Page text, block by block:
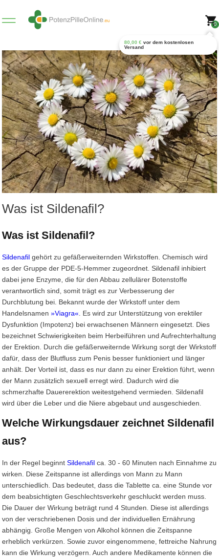
0
80,00 € vor dem kostenlosen
Versand
Was ist Sildenafil?
Was ist Sildenafil?
Sildenafil gehört zu gefäßerweiternden Wirkstoffen. Chemisch wird
es der Gruppe der PDE-5-Hemmer zugeordnet. Sildenafil inhibiert
dabei jene Enzyme, die für den Abbau zellulärer Botenstoffe
verantwortlich sind, somit trägt es zur Verbesserung der
Durchblutung bei. Bekannt wurde der Wirkstoff unter dem
Handelsnamen »Viagra«. Es wird zur Unterstützung von erektiler
Dysfunktion (Impotenz) bei erwachsenen Männern eingesetzt. Dies
bezeichnet Schwierigkeiten beim Herbeiführen und Aufrechterhaltung
der Erektion. Durch die gefäßerweiternde Wirkung sorgt der Wirkstoff
dafür, dass der Blutfluss zum Penis besser funktioniert und länger
anhält. Der Vorteil ist, dass es nur dann zu einer Erektion führt, wenn
der Mann zusätzlich sexuell erregt wird. Dadurch wird die
schmerzhafte Dauererektion weitestgehend vermieden. Sildenafil
wird über die Leber und die Niere abgebaut und ausgeschieden.
Welche Wirkungsdauer zeichnet Sildenafil
aus?
In der Regel beginntSildenafilca. 30 - 60 Minuten nach Einnahme zu
wirken. Diese Zeitspanne ist allerdings von Mann zu Mann
unterschiedlich. Das bedeutet, dass die Tablette ca. eine Stunde vor
dem beabsichtigten Geschlechtsverkehr geschluckt werden muss.
Die Dauer der Wirkung beträgt rund 4 Stunden. Diese ist allerdings
von der verschriebenen Dosis und der individuellen Ernährung
abhängig. Große Mengen von Alkohol können die Zeitspanne
erheblich verkürzen. Sowie zuvor eingenommene, fettreiche Nahrung
kann die Wirkung verzögern. Auch andere Medikamente können die